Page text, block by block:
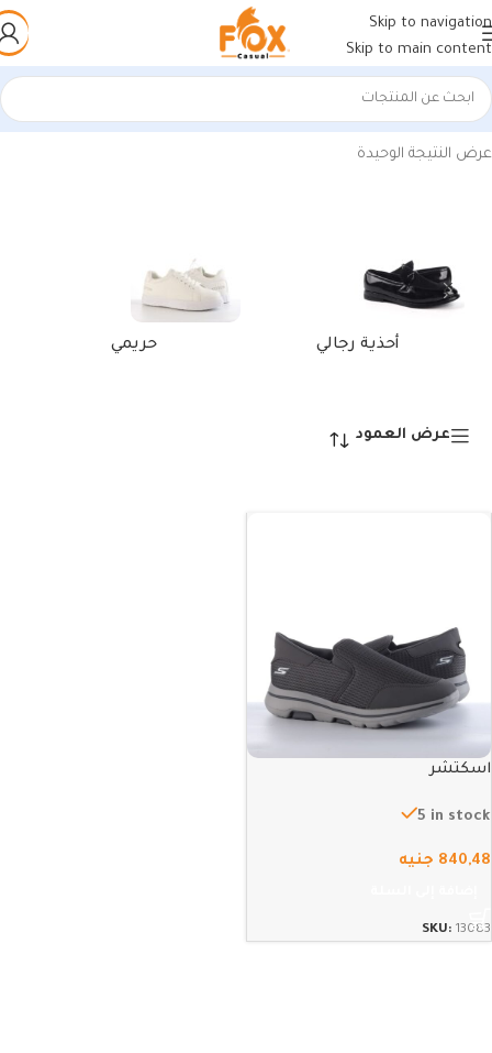
Skip to navigation
Skip to main content
الرئيسية/منتجات تحت الوسم “أحذية رياضية رمادية”
عرض النتيجة الوحيدة
أحذية رجالي حريمي
عرض العمود
اسكتشر
5 in stock
840,48 جنيه
SKU: 13083